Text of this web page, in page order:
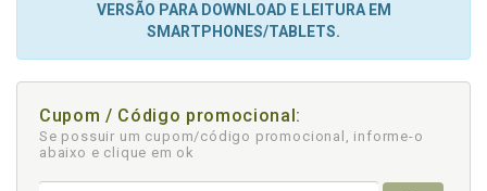
VERSÃO PARA DOWNLOAD E LEITURA EM
SMARTPHONES/TABLETS.
Cupom / Código promocional:
Se possuir um cupom/código promocional, informe-o
abaixo e clique em ok